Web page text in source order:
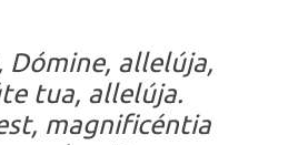
Dómine, allelúja,
tua, allelúja.
magnificéntia